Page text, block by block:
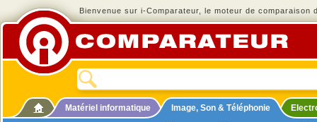
Bienvenue sur i-Comparateur, le moteur de comparaison
Matériel informatique Image, Son & Téléphonie